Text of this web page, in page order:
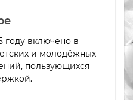
году включено в
и молодёжных
пользующихся